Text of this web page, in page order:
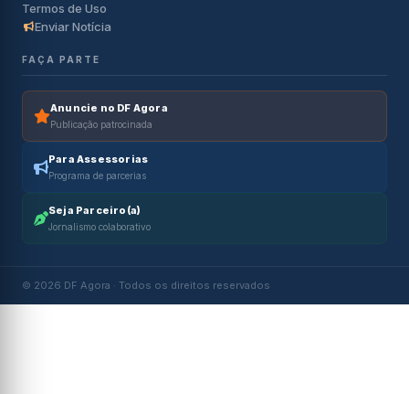
Termos de Uso
Enviar Notícia
FAÇA PARTE
Anuncie no DF Agora
Publicação patrocinada
Para Assessorias
Programa de parcerias
Seja Parceiro(a)
Jornalismo colaborativo
© 2026 DF Agora · Todos os direitos reservados